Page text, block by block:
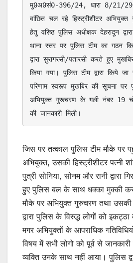
मु0अ0सं0-396/24, धारा 8/21/29
वांछित चल रहे हिस्ट्रीशीटर अभियुक्त
हेतु वरिष्ठ पुलिस अधीक्षक देहरादून
थाना स्तर पर पुलिस टीम का गठन
द्वारा सुरागरसी/पतारसी करते हुए
किया गया। पुलिस टीम द्वारा किये
परिणाम स्वरूप मुखबिर की सूचना पर
अभियुक्त गुरूचरण के गली नंबर 19
की जानकारी मिली।
जिस पर तत्काल पुलिस टीम मौके पर
अभियुक्त, उसकी हिस्ट्रीशीटर पत्नी
पुत्री सोनिया, सोनम और रानी द्वारा
हुए पुलिस बल के साथ धक्का मुक्की
मौके पर अभियुक्त गुरुचरण तथा उसकी
द्वारा पुलिस के विरुद्ध लोगों को
मगर अभियुक्तों के आपराधिक
विषय में सभी लोगो को पूर्व से
व्यक्ति उनके साथ नहीं आया। पुलिस